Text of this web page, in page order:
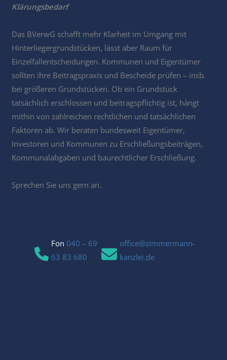
Klärungsbedarf
Das BVerwG schafft mehr Klarheit im Umgang mit
Hinterliegergrundstücken, lässt aber Raum für
Einzelfallentscheidungen. Kommunen und Eigentümer
sollten ihre Beitragspraxis und Bescheide prüfen – insb.
bei größeren Grundstücken. Ob ein Grundstück
tatsächlich erschlossen und beitragspflichtig ist, hängt
mithin von zahlreichen rechtlichen und tatsächlichen
Faktoren ab. Wir beraten bundesweit Eigentümer,
Investoren und Kommunen zu Erschließungsbeiträgen,
Kommunalabgaben und baurechtlicher Erschließung.
Sprechen Sie uns gern an.
Fon 040 – 69
63 83 680
office@zimmermann-
kanzlei.de